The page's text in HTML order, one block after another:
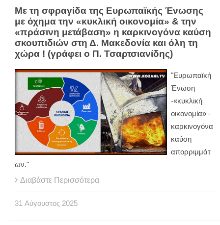
Με τη σφραγίδα της Ευρωπαϊκής Ένωσης
με όχημα την «κυκλική οικονομία» & την
«πράσινη μετάβαση» η καρκινογόνα καύση
σκουπιδιών στη Δ. Μακεδονία και όλη τη
χώρα ! (γράφει ο Π. Τσαρτσιανίδης)
"Ευρωπαϊκή
Ένωση
-«κυκλική
οικονομία» -
καρκινογόνα
καύση
απορριμμάτ
ων."
Διαβάστε Περισσότερα
31 Αύγουστος 2025